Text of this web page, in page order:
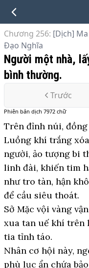
Chương 256: [Dịch]
Đạo Nghĩa
Người một nhà,
bình thường.
Trước
Phiên bản dịch 7972 chữ
Trên đỉnh núi,
Luồng khí trắng
người, ảo tượng bi
linh đài, khiến tim
như tro tàn, hận
để cầu siêu thoát.
Sở Mặc vội vàng
xua tan uế khí trên
tia tỉnh táo.
Nhân cơ hội này,
phù lục ẩn chứa